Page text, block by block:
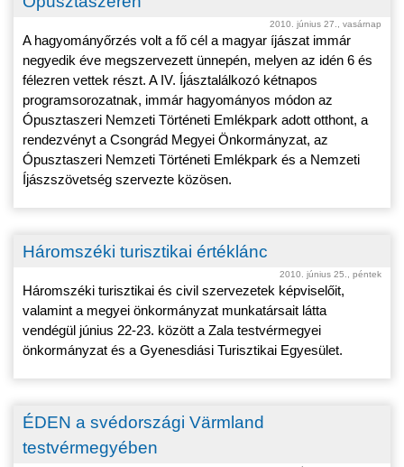
2010. június 27., vasárnap
A hagyományőrzés volt a fő cél a magyar íjászat immár
negyedik éve megszervezett ünnepén, melyen az idén 6 és
félezren vettek részt. A IV. Íjásztalálkozó kétnapos
programsorozatnak, immár hagyományos módon az
Ópusztaszeri Nemzeti Történeti Emlékpark adott otthont, a
rendezvényt a Csongrád Megyei Önkormányzat, az
Ópusztaszeri Nemzeti Történeti Emlékpark és a Nemzeti
Íjászszövetség szervezte közösen.
Háromszéki turisztikai értéklánc
2010. június 25., péntek
Háromszéki turisztikai és civil szervezetek képviselőit,
valamint a megyei önkormányzat munkatársait látta
vendégül június 22-23. között a Zala testvérmegyei
önkormányzat és a Gyenesdiási Turisztikai Egyesület.
ÉDEN a svédországi Värmland
testvérmegyében